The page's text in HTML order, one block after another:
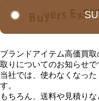
ブランドアイテム高価買
取りについてのお知らせで
当社では、使わなくなっ
す。
もちろん、送料や見積りな